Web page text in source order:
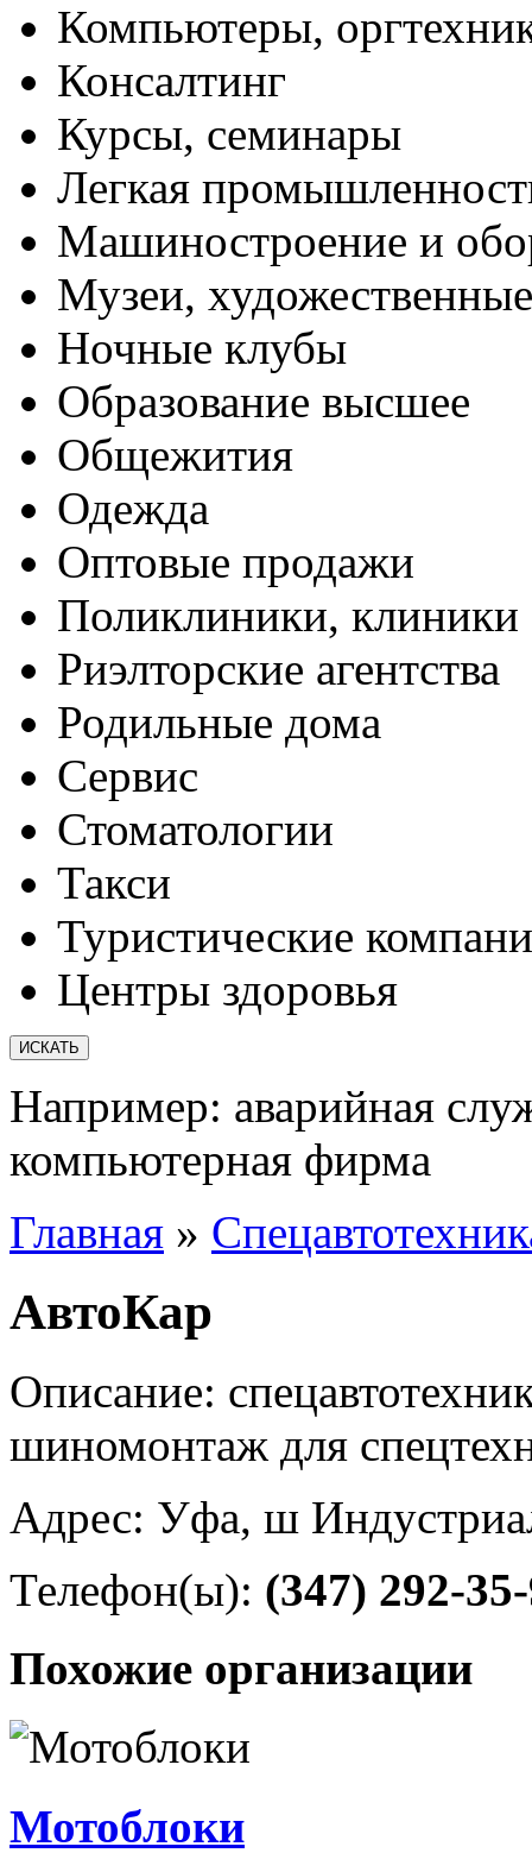
Компьютеры,
Консалтинг
Курсы, семинары
Легкая
Машиностроение и
Музеи,
Ночные клубы
Образование высшее
Общежития
Одежда
Оптовые продажи
Поликлиники, клиники
Риэлторские агентства
Родильные дома
Сервис
Стоматологии
Такси
Туристические
Центры здоровья
Например: аварийная
компьютерная фирма
Главная »
АвтоКар
Описание:
шиномонтаж для
Адрес: Уфа, ш
Телефон(ы): (347) 292-
Похожие организации
Мотоблоки